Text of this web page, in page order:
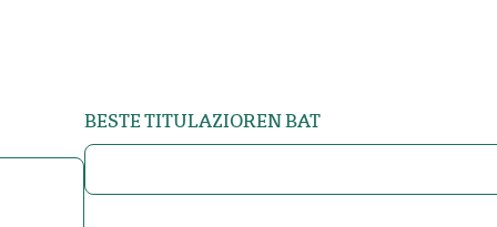
BESTE TITULAZIOREN BAT